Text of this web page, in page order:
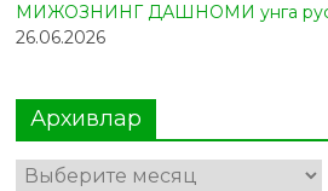
МИЖОЗНИНГ ДАШНОМИ унга рус
26.06.2026
Архивлар
Архивлар